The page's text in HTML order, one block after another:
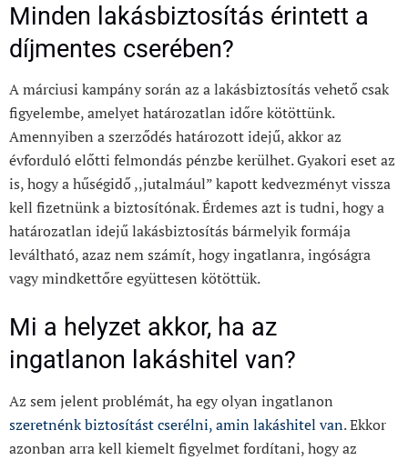
Minden lakásbiztosítás érintett a
díjmentes cserében?
A márciusi kampány során az a lakásbiztosítás vehető csak
figyelembe, amelyet határozatlan időre kötöttünk.
Amennyiben a szerződés határozott idejű, akkor az
évforduló előtti felmondás pénzbe kerülhet. Gyakori eset az
is, hogy a hűségidő ,,jutalmául” kapott kedvezményt vissza
kell fizetnünk a biztosítónak. Érdemes azt is tudni, hogy a
határozatlan idejű lakásbiztosítás bármelyik formája
leváltható, azaz nem számít, hogy ingatlanra, ingóságra
vagy mindkettőre együttesen kötöttük.
Mi a helyzet akkor, ha az
ingatlanon lakáshitel van?
Az sem jelent problémát, ha egy olyan ingatlanon
szeretnénk biztosítást cserélni, amin lakáshitel van. Ekkor
azonban arra kell kiemelt figyelmet fordítani, hogy az